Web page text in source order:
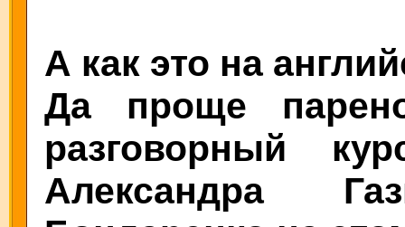
А как это на
Да проще
разговорный
Александра